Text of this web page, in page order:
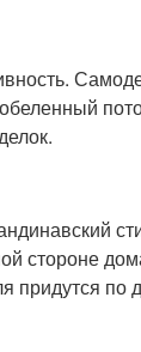
стороне
придутся